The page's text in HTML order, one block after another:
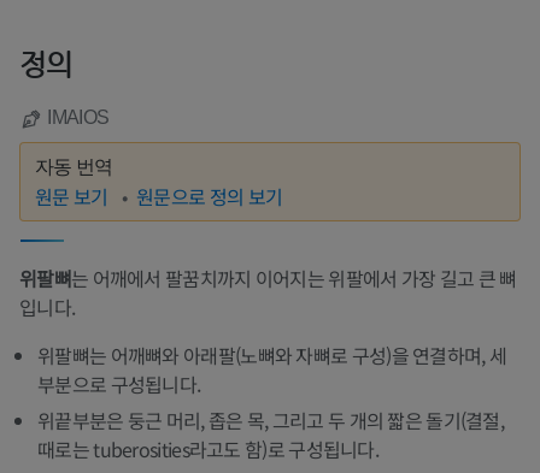
정의
IMAIOS
자동 번역
원문 보기 원문으로 정의 보기
위팔뼈는 어깨에서 팔꿈치까지 이어지는 위팔에서 가장 길고 큰 뼈
입니다.
위팔뼈는 어깨뼈와 아래팔(노뼈와 자뼈로 구성)을 연결하며, 세
부분으로 구성됩니다.
위끝부분은 둥근 머리, 좁은 목, 그리고 두 개의 짧은 돌기(결절,
때로는 tuberosities라고도 함)로 구성됩니다.